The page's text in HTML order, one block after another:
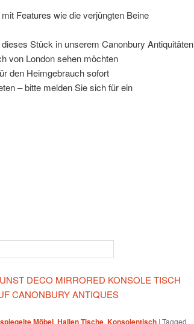
Features wie die verjüngten Beine
Stück in unserem Canonbury Antiquitäten
von London sehen möchten
den Heimgebrauch sofort
– bitte melden Sie sich für ein
DECO MIRRORED KONSOLE TISCH
CANONBURY ANTIQUES
Möbel, Hallen Tische, Konsolentisch | Tagged